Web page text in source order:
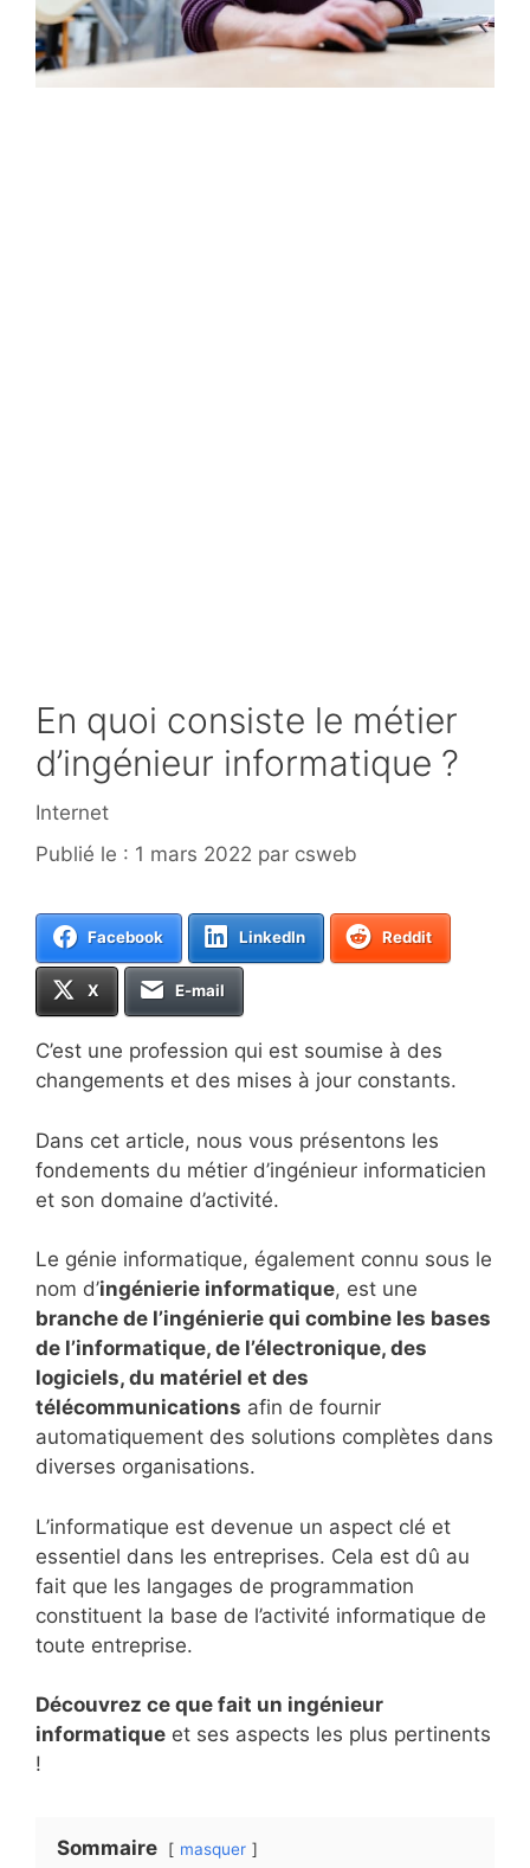
En quoi consiste le métier
d’ingénieur informatique ?
Catégories
Internet
1 mars 2022 par csweb
Facebook LinkedIn Reddit
X E-mail
C’est une profession qui est soumise à des
changements et des mises à jour constants.
Dans cet article, nous vous présentons les
fondements du métier d’ingénieur informaticien
et son domaine d’activité.
Le génie informatique, également connu sous le
nom d’ingénierie informatique, est une
branche de l’ingénierie qui combine les bases
de l’informatique, de l’électronique, des
logiciels, du matériel et des
télécommunications afin de fournir
automatiquement des solutions complètes dans
diverses organisations.
L’informatique est devenue un aspect clé et
essentiel dans les entreprises. Cela est dû au
fait que les langages de programmation
constituent la base de l’activité informatique de
toute entreprise.
Découvrez ce que fait un ingénieur
informatique et ses aspects les plus pertinents
!
Sommaire masquer